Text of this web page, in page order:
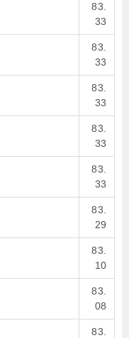
83.
33
83.
33
83.
33
83.
33
83.
33
83.
29
83.
10
83.
08
83.